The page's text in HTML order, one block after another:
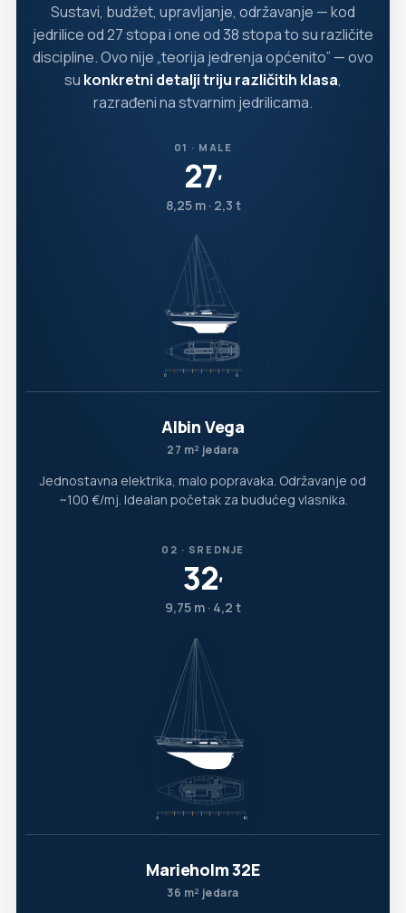
Sustavi, budžet, upravljanje, održavanje — kod
jedrilice od 27 stopa i one od 38 stopa to su različite
discipline. Ovo nije „teorija jedrenja općenito” — ovo
su konkretni detalji triju različitih klasa,
razrađeni na stvarnim jedrilicama.
01 · MALE
27′
8,25 m · 2,3 t
Albin Vega
27 m² jedara
Jednostavna elektrika, malo popravaka. Održavanje od
~100 €/mj. Idealan početak za budućeg vlasnika.
02 · SREDNJE
32′
9,75 m · 4,2 t
Marieholm 32E
36 m² jedara